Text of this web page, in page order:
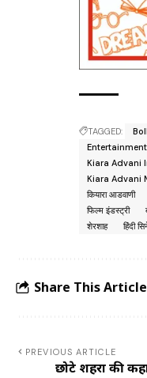
TAGGED:
Kiara Advani
Kiara Advani
कियारा आडवाणी
फिल्म इंडस्ट्री
शेरशाह
हिंदी
Share This Article
PREVIOUS ARTICLE
छोटे शहरों की